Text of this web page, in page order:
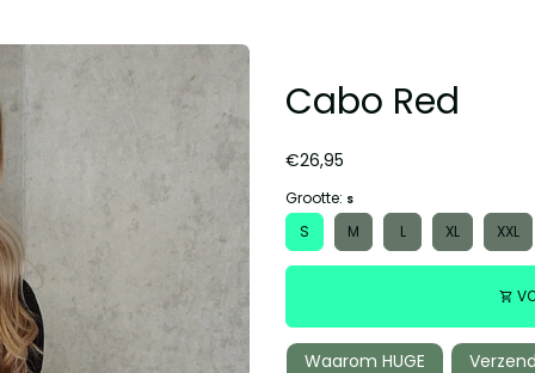
Cabo Red
€26,95
Grootte: S
S M L XL XXL
shopping_cart
Waarom HUGE